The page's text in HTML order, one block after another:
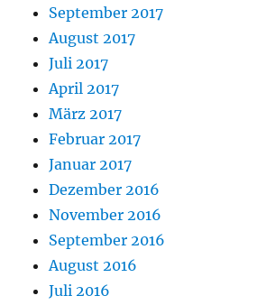
September 2017
August 2017
Juli 2017
April 2017
März 2017
Februar 2017
Januar 2017
Dezember 2016
November 2016
September 2016
August 2016
Juli 2016